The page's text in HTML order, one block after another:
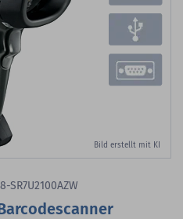
Bild erstellt mit KI
SR7U2100AZW